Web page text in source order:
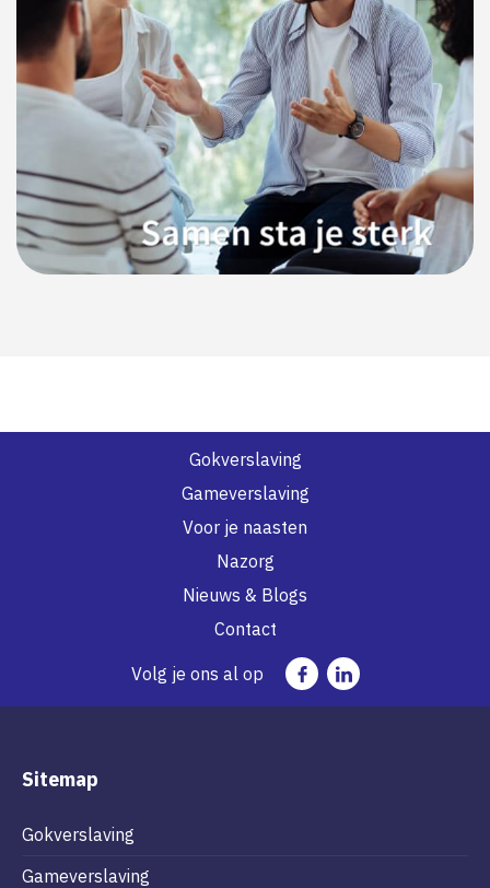
Gokverslaving
Gameverslaving
Voor je naasten
Nazorg
Nieuws & Blogs
Contact
Volg je ons al op
Sitemap
Gokverslaving
Gameverslaving